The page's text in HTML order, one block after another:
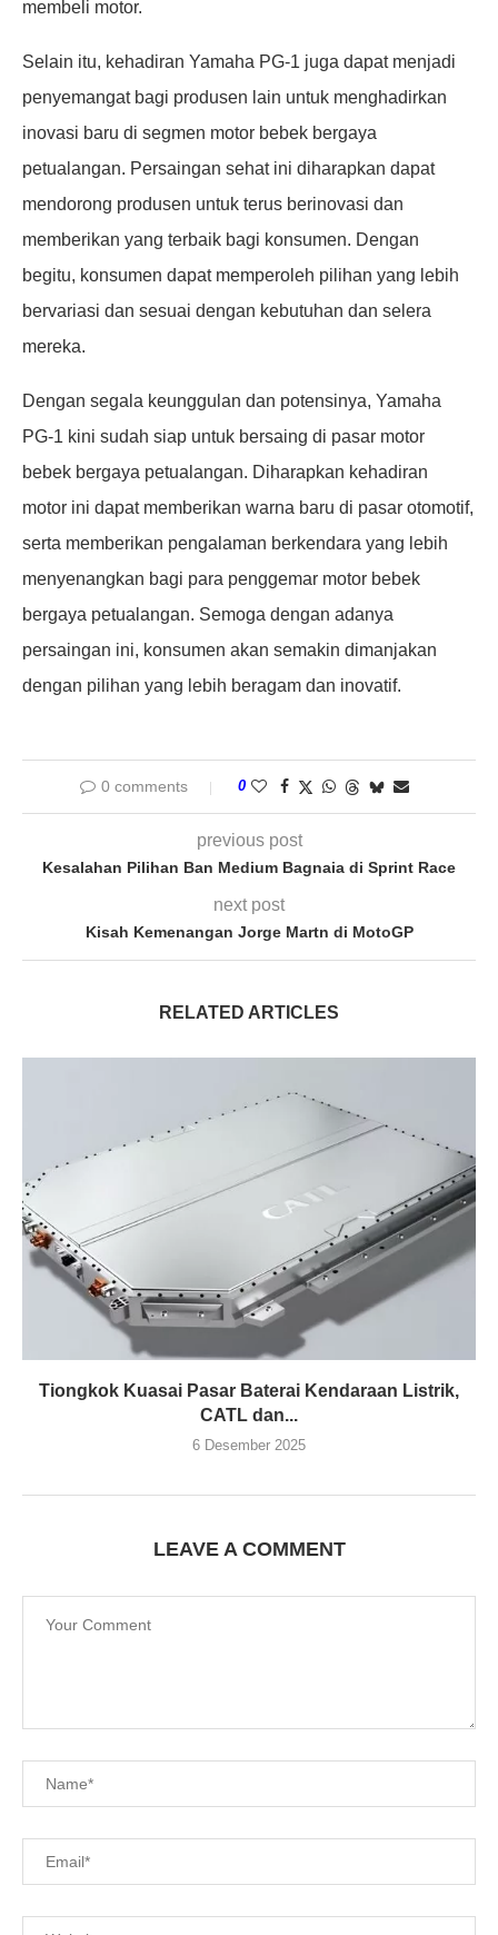
membeli motor.
Selain itu, kehadiran Yamaha PG-1 juga dapat menjadi
penyemangat bagi produsen lain untuk menghadirkan
inovasi baru di segmen motor bebek bergaya
petualangan. Persaingan sehat ini diharapkan dapat
mendorong produsen untuk terus berinovasi dan
memberikan yang terbaik bagi konsumen. Dengan
begitu, konsumen dapat memperoleh pilihan yang lebih
bervariasi dan sesuai dengan kebutuhan dan selera
mereka.
Dengan segala keunggulan dan potensinya, Yamaha
PG-1 kini sudah siap untuk bersaing di pasar motor
bebek bergaya petualangan. Diharapkan kehadiran
motor ini dapat memberikan warna baru di pasar otomotif,
serta memberikan pengalaman berkendara yang lebih
menyenangkan bagi para penggemar motor bebek
bergaya petualangan. Semoga dengan adanya
persaingan ini, konsumen akan semakin dimanjakan
dengan pilihan yang lebih beragam dan inovatif.
0 comments 0
previous post
Kesalahan Pilihan Ban Medium Bagnaia di Sprint Race
next post
Kisah Kemenangan Jorge Martn di MotoGP
RELATED ARTICLES
Tiongkok Kuasai Pasar Baterai Kendaraan Listrik,
CATL dan...
6 Desember 2025
LEAVE A COMMENT